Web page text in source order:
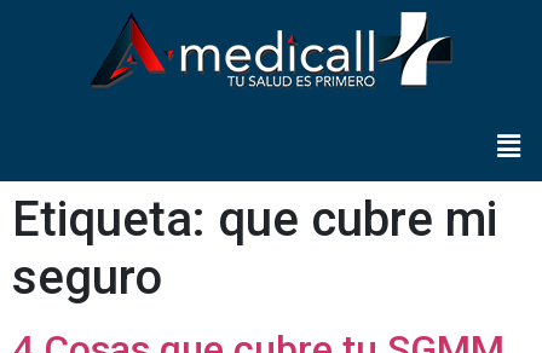
Etiqueta: que cubre mi
seguro